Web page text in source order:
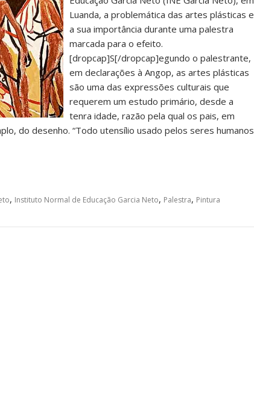
Luanda, a problemática das artes plásticas e
a sua importância durante uma palestra
marcada para o efeito.
[dropcap]S[/dropcap]egundo o palestrante,
em declarações à Angop, as artes plásticas
são uma das expressões culturais que
requerem um estudo primário, desde a
tenra idade, razão pela qual os pais, em
do desenho. “Todo utensílio usado pelos seres humanos
, Instituto Normal de Educação Garcia Neto, Palestra, Pintura